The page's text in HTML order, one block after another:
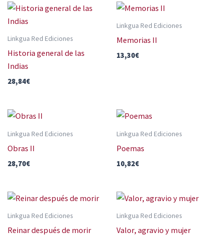
Linkgua Red Ediciones
Historia general de las
Indias
28,84€
Linkgua Red Ediciones
Memorias II
13,30€
Linkgua Red Ediciones
Obras II
28,70€
Linkgua Red Ediciones
Poemas
10,82€
Linkgua Red Ediciones
Reinar después de morir
Linkgua Red Ediciones
Valor, agravio y mujer